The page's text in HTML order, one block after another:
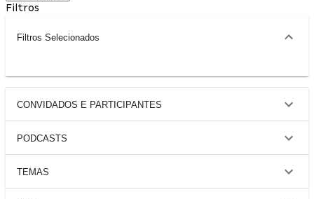
Filtros
Filtros Selecionados
CONVIDADOS E PARTICIPANTES
PODCASTS
TEMAS